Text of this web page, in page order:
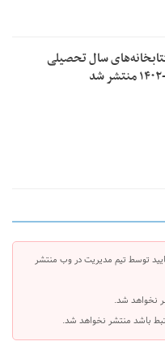
سال تحصیلی
توسط تیم مدیریت در وب منتشر
نخواهد شد.
باشد منتشر نخواهد شد.